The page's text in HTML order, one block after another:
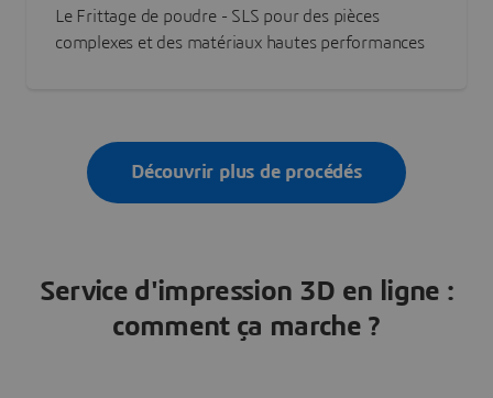
Le Frittage de poudre - SLS pour des pièces
Découvrir plus de procédés
Service d'impression 3D en ligne :
comment ça marche ?